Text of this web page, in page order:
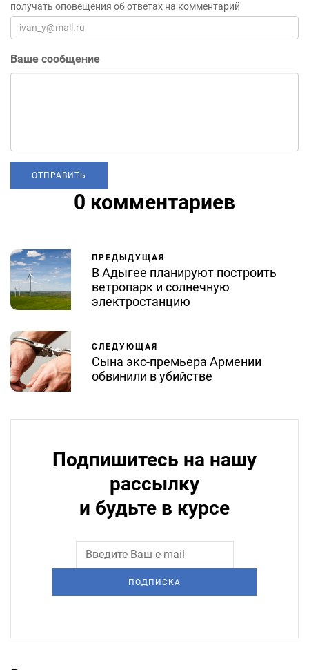
получать оповещения об ответах на комментарий
Ваше сообщение
0 комментариев
ПРЕДЫДУЩАЯ
В Адыгее планируют построить
ветропарк и солнечную
электростанцию
СЛЕДУЮЩАЯ
Сына экс-премьера Армении
обвинили в убийстве
Подпишитесь на нашу
рассылку
и будьте в курсе
ПОДПИСКА